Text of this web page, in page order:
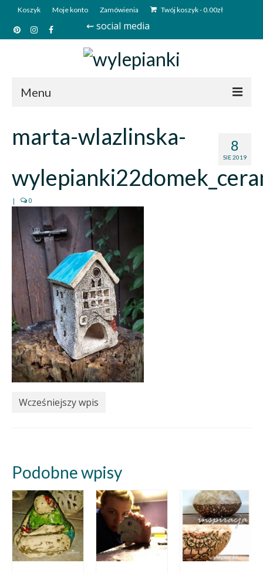
Koszyk Moje konto Zamówienia Twój koszyk-0.00zł
⇜ social media
Menu
Sklep
Kim jesteśmy?
Kontakt
Deutsch
8
SIE 2019
marta-wlazlinska-
| 0
Wcześniejszy wpis
Podobne wpisy